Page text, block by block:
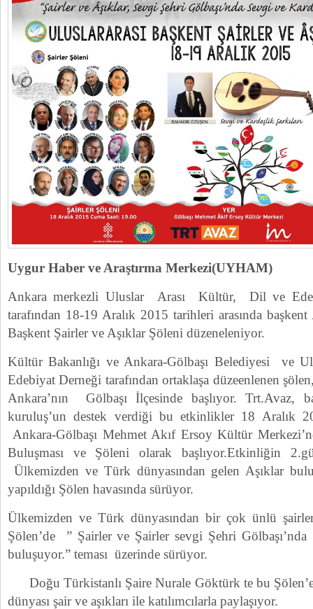
Uygur Haber ve Araştırma Merkezi(UYHAM)
Ankara merkezli Uluslar Arası Kültür, Dil ve
tarafından 18-19 Aralık 2015 tarihleri arasında
Başkent Şairler ve Aşıklar Şöleni düzeneleniyor.
Kültür Bakanlığı ve Ankara-Gölbaşı Belediyesi ve
Edebiyat Derneği tarafından ortaklaşa düzeenlenen
Ankara’nın Gölbaşı İlçesinde başlıyor.
kuruluş’un destek verdiği bu etkinlikler 18 Aralık
Ankara-Gölbaşı Mehmet Akıf Ersoy Kültür
Buluşması ve Şöleni olarak başlıyor.Etkinliğin
Ülkemizden ve Türk dünyasından gelen Aşıklar
yapıldığı Şölen havasında sürüyor.
Ülkemizden ve Türk dünyasından bir çok ünlü şairleri
Şölen’de ” Şairler ve Şairler sevgi Şehri
buluşuyor.” teması üzerinde sürüyor.
Doğu Türkistanlı Şaire Nurale Göktürk te bu
dünyası şair ve aşıkları ile katılımcılarla paylaşıyor.